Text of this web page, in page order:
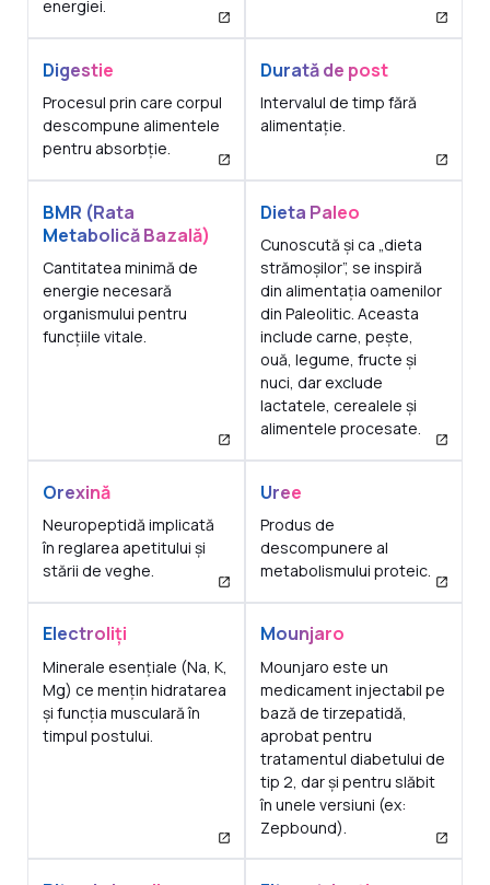
energiei.
Digestie
Procesul prin care corpul
descompune alimentele
pentru absorbție.
Durată de post
Intervalul de timp fără
alimentație.
BMR (Rata
Metabolică Bazală)
Cantitatea minimă de
energie necesară
organismului pentru
funcțiile vitale.
Dieta Paleo
Cunoscută și ca „dieta
strămoșilor”, se inspiră
din alimentația oamenilor
din Paleolitic. Aceasta
include carne, pește,
ouă, legume, fructe și
nuci, dar exclude
lactatele, cerealele și
alimentele procesate.
Orexină
Neuropeptidă implicată
în reglarea apetitului și
stării de veghe.
Uree
Produs de
descompunere al
metabolismului proteic.
Electroliți
Minerale esențiale (Na, K,
Mg) ce mențin hidratarea
și funcția musculară în
timpul postului.
Mounjaro
Mounjaro este un
medicament injectabil pe
bază de tirzepatidă,
aprobat pentru
tratamentul diabetului de
tip 2, dar și pentru slăbit
în unele versiuni (ex:
Zepbound).